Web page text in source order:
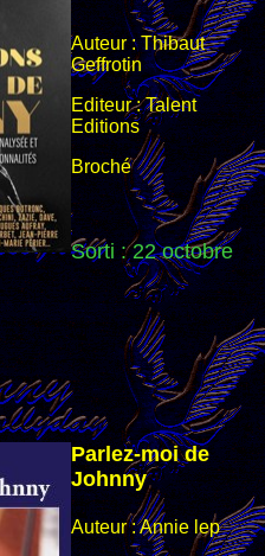
Auteur : Thibaut
Geffrotin
Editeur : Talent
Editions
Broché
Sorti : 22 octobre
Parlez-moi de
Johnny
Auteur : Annie lep